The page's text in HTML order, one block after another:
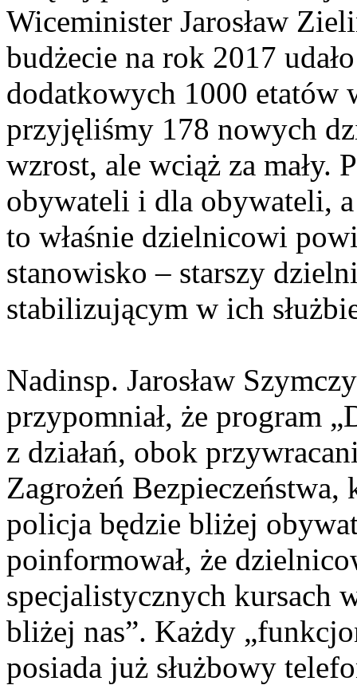
Wiceminister Jarosław
budżecie na rok 2017
dodatkowych 1000
przyjęliśmy 178 nowych
wzrost, ale wciąż za
obywateli i dla obywateli,
to właśnie dzielnicowi
stanowisko – starszy
stabilizującym w ich
Nadinsp. Jarosław
przypomniał, że program
z działań, obok
Zagrożeń
policja będzie bliżej
poinformował, że
specjalistycznych kursach
bliżej nas”. Każdy
posiada już służbowy